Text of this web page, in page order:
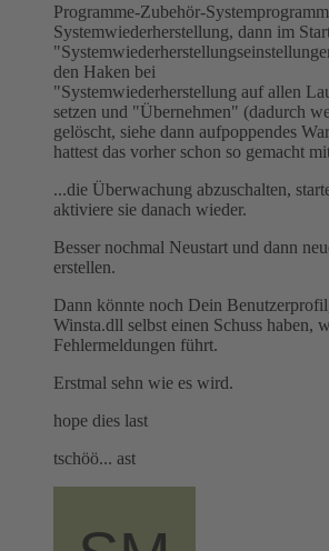
Programme-Zubehör-
Systemwiederherstellung, dann im
den Haken bei
"Systemwiederherstellung auf allen
setzen und "Übernehmen" (dadurch
gelöscht, siehe dann aufpoppendes
hattest das vorher schon so gemacht
...die Überwachung abzuschalten,
aktiviere sie danach wieder.
Besser nochmal Neustart und dann
erstellen.
Dann könnte noch Dein
Winsta.dll selbst einen Schuss haben,
Fehlermeldungen führt.
Erstmal sehn wie es wird.
hope dies last
tschöö... ast